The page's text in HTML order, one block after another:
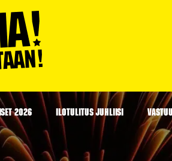
2026 ILOTULITUS JUHLIISI